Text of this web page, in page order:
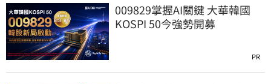
009829掌握AI關鍵 大華韓國
KOSPI 50今強勢開募
PR